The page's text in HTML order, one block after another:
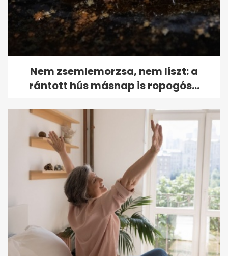
Nem zsemlemorzsa, nem liszt: a
rántott hús másnap is ropogós...